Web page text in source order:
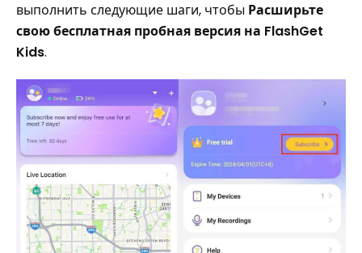
выполнить следующие шаги, чтобы Расширьте
свою бесплатная пробная версия на FlashGet
Kids.